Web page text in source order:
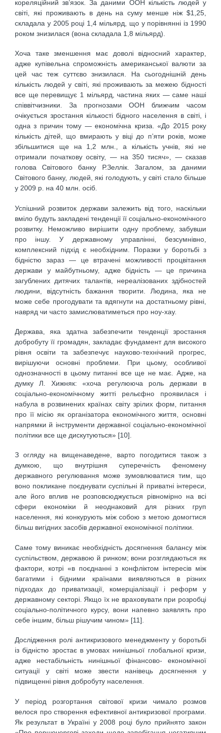
кореляційний зв’язок. За даними ООН кількість людей у
світі, які проживають в день на суму менше ніж $1,25,
складала у 2005 році 1,4 мільярд, що у порівнянні із 1990
роком знизилася (вона складала 1,8 мільярд).
Хоча таке зменшення має доволі відносний характер,
адже купівельна спроможність американської валюти за
цей час теж суттєво знизилася. На сьогоднішній день
кількість людей у світі, які проживають за межею бідності
все ще перевищує 1 мільярд, частина яких — саме наші
співвітчизники. За прогнозами ООН ближчим часом
очікується зростання кількості бідного населення в світі, і
одна з причин тому — економічна криза. «До 2015 року
кількість дітей, що вмирають у віці до п’яти років, може
збільшитися ще на 1,2 млн., а кількість учнів, які не
отримали початкову освіту, — на 350 тисяч», — сказав
голова Світового банку Р.Зеллік. Загалом, за даними
Світового банку, людей, які голодують, у світі стало більше
у 2009 р. на 40 млн. осіб.
Успішний розвиток держави залежить від того, наскільки
вміло будуть закладені тенденції її соціально-економічного
розвитку. Неможливо вирішити одну проблему, забувши
про іншу. У державному управлінні, безсумнівно,
комплексний підхід є необхідним. Поразки у боротьбі з
бідністю зараз — це втрачені можливості процвітання
держави у майбутньому, адже бідність — це причина
загублених дитячих талантів, нереалізованих здібностей
людини, відсутність бажання творити. Людина, яка не
може себе прогодувати та вдягнути на достатньому рівні,
навряд чи часто замислюватиметься про ноу-хау.
Держава, яка здатна забезпечити тенденції зростання
добробуту її громадян, закладає фундамент для високого
рівня освіти та забезпечує науково-технічний прогрес,
вирішуючи основні проблеми. При цьому, особливої
однозначності в цьому питанні все ще не має. Адже, на
думку Л. Хижняк: «хоча регулююча роль держави в
соціально-економічному житті рельєфно проявилася і
набула в розвинених країнах світу зрілих форм, питання
про її місію як організатора економічного життя, основні
напрямки й інструменти державної соціально-економічної
політики все ще дискутуються» [10].
З огляду на вищенаведене, варто погодитися також з
думкою, що внутрішня суперечність феномену
державного регулювання може зумовлюватися тим, що
воно покликане поєднувати суспільні й приватні інтереси,
але його вплив не розповсюджується рівномірно на всі
сфери економіки й неоднаковий для різних груп
населення, які конкурують між собою з метою домогтися
більш вигідних засобів державної економічної політики.
Саме тому виникає необхідність досягнення балансу між
суспільством, державою й ринком; вони розглядаються як
фактори, котрі «в поєднанні з конфліктом інтересів між
багатими і бідними країнами виявляються в різних
підходах до приватизації, комерціалізації і реформ у
державному секторі. Якщо їх не враховувати при розробці
соціально-політичного курсу, вони напевно заявлять про
себе іншим, більш рішучим чином» [11].
Дослідження ролі антикризового менеджменту у боротьбі
із бідністю зростає в умовах нинішньої глобальної кризи,
адже нестабільність нинішньої фінансово- економічної
ситуації у світі може звести нанівець досягнення у
підвищенні рівня добробуту населення.
У період розгортання світової кризи чимало розмов
велося про створення ефективної антикризової програми.
Як результат в Україні у 2008 році було прийнято закон